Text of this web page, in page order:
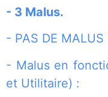
- 3 Malus.
- PAS DE MALUS
- Malus en
et Utilitaire) :